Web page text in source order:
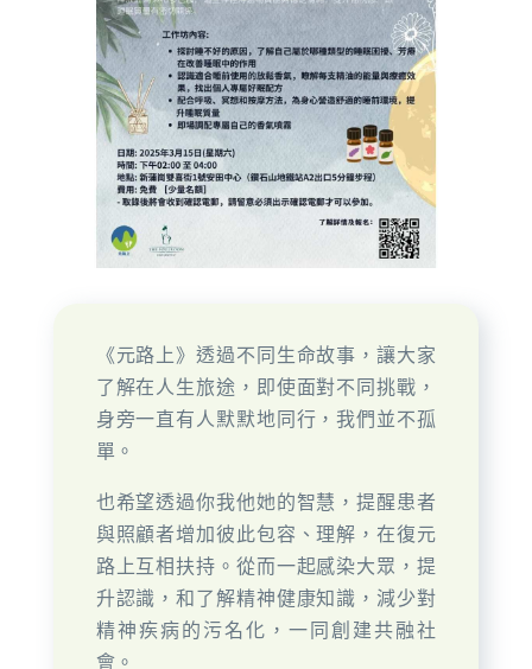
及早識別
評估診斷的路徑
精神健康知識
藥物副作用
照顧者角落
醫療
院舍
輕鬆行山路線
海濱公園
《元路上》透過不同生命故事，讓大家
了解在人生旅途，即使面對不同挑戰，
身旁一直有人默默地同行，我們並不孤
單。
也希望透過你我他她的智慧，提醒患者
與照顧者增加彼此包容、理解，在復元
路上互相扶持。從而一起感染大眾，提
升認識，和了解精神健康知識，減少對
精神疾病的污名化，一同創建共融社
會。